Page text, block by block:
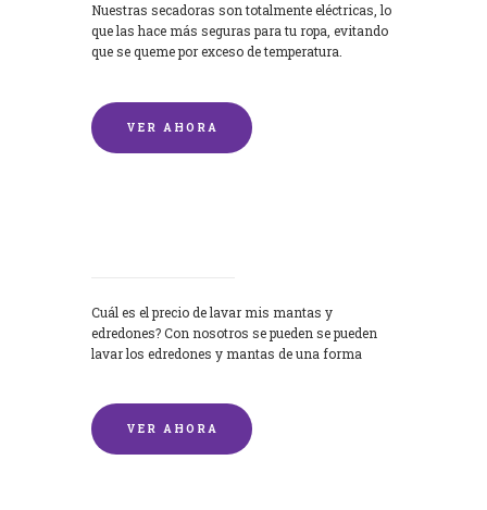
Nuestras secadoras son totalmente eléctricas, lo
que las hace más seguras para tu ropa, evitando
que se queme por exceso de temperatura.
VER AHORA
Cuál es el precio de lavar mis mantas y
edredones? Con nosotros se pueden se pueden
lavar los edredones y mantas de una forma
VER AHORA